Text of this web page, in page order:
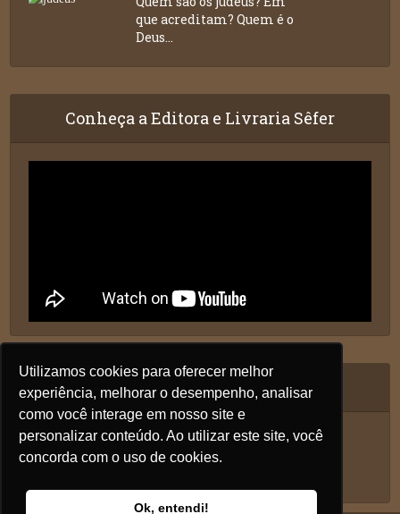
Utilizamos cookies para oferecer melhor
experiência, melhorar o desempenho, analisar
como você interage em nosso site e
personalizar conteúdo. Ao utilizar este site, você
concorda com o uso de cookies.
Ok, entendi!
que acreditam? Quem é o
Deus...
Conheça a Editora e Livraria Sêfer
Siga nos